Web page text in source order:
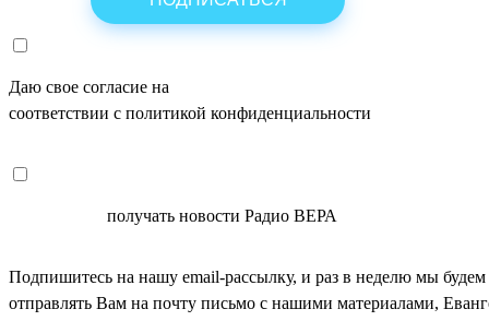
Даю свое согласие на
соответствии с политикой конфиденциальности
получать новости Радио ВЕРА
Подпишитесь на нашу email-рассылку, и раз в неделю мы будем
отправлять Вам на почту письмо с нашими материалами,